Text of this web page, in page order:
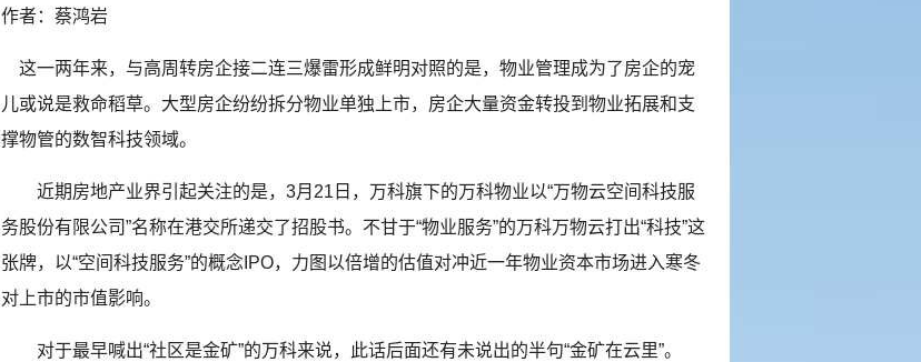
作者：蔡鸿岩
这一两年来，与高周转房企接二连三爆雷形成鲜明对照的是，物业管理成为了房企的宠
儿或说是救命稻草。大型房企纷纷拆分物业单独上市，房企大量资金转投到物业拓展和支
撑物管的数智科技领域。
近期房地产业界引起关注的是，3月21日，万科旗下的万科物业以“万物云空间科技服
务股份有限公司”名称在港交所递交了招股书。不甘于“物业服务”的万科万物云打出“科技”这
张牌，以“空间科技服务”的概念IPO，力图以倍增的估值对冲近一年物业资本市场进入寒冬
对上市的市值影响。
对于最早喊出“社区是金矿”的万科来说，此话后面还有未说出的半句“金矿在云里”。